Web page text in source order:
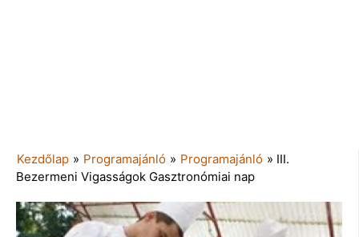
Kezdőlap » Programajánló » Programajánló » III.
Bezermeni Vigasságok Gasztronómiai nap